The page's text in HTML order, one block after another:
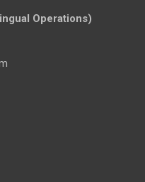
Operations)